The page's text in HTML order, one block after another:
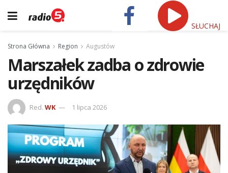
SŁUCHAJ
Strona Główna Region Augustów
Marszałek zadba o zdrowie
urzędników
Red. WK 1 lipca 2026